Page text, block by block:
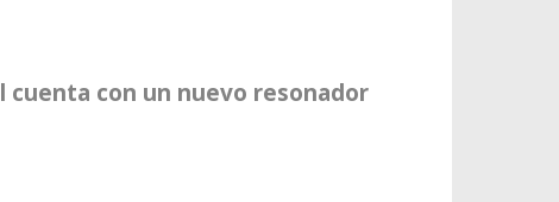
con un nuevo resonador